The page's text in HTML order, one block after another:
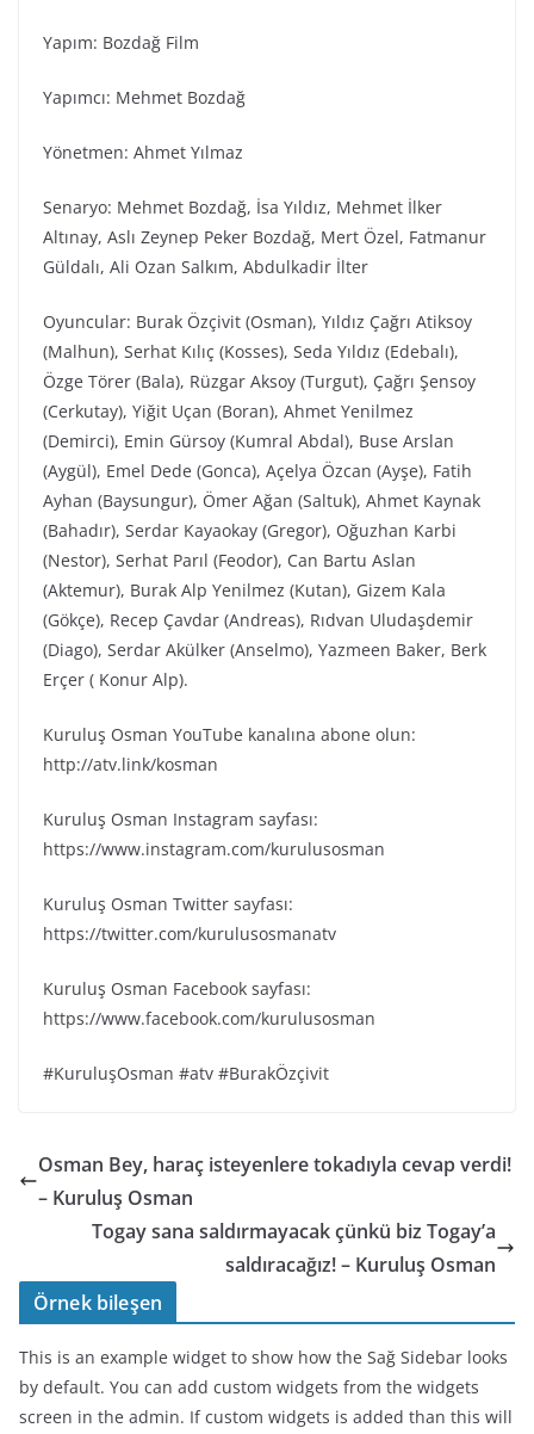
Yapım: Bozdağ Film
Yapımcı: Mehmet Bozdağ
Yönetmen: Ahmet Yılmaz
Senaryo: Mehmet Bozdağ, İsa Yıldız, Mehmet İlker
Altınay, Aslı Zeynep Peker Bozdağ, Mert Özel, Fatmanur
Güldalı, Ali Ozan Salkım, Abdulkadir İlter
Oyuncular: Burak Özçivit (Osman), Yıldız Çağrı Atiksoy
(Malhun), Serhat Kılıç (Kosses), Seda Yıldız (Edebalı),
Özge Törer (Bala), Rüzgar Aksoy (Turgut), Çağrı Şensoy
(Cerkutay), Yiğit Uçan (Boran), Ahmet Yenilmez
(Demirci), Emin Gürsoy (Kumral Abdal), Buse Arslan
(Aygül), Emel Dede (Gonca), Açelya Özcan (Ayşe), Fatih
Ayhan (Baysungur), Ömer Ağan (Saltuk), Ahmet Kaynak
(Bahadır), Serdar Kayaokay (Gregor), Oğuzhan Karbi
(Nestor), Serhat Parıl (Feodor), Can Bartu Aslan
(Aktemur), Burak Alp Yenilmez (Kutan), Gizem Kala
(Gökçe), Recep Çavdar (Andreas), Rıdvan Uludaşdemir
(Diago), Serdar Akülker (Anselmo), Yazmeen Baker, Berk
Erçer ( Konur Alp).
Kuruluş Osman YouTube kanalına abone olun:
http://atv.link/kosman
Kuruluş Osman Instagram sayfası:
https://www.instagram.com/kurulusosman
Kuruluş Osman Twitter sayfası:
https://twitter.com/kurulusosmanatv
Kuruluş Osman Facebook sayfası:
https://www.facebook.com/kurulusosman
#KuruluşOsman #atv #BurakÖzçivit
Osman Bey, haraç isteyenlere tokadıyla cevap verdi!
– Kuruluş Osman
Togay sana saldırmayacak çünkü biz Togay’a
saldıracağız! – Kuruluş Osman
Örnek bileşen
This is an example widget to show how the Sağ Sidebar looks
by default. You can add custom widgets from the widgets
screen in the admin. If custom widgets is added than this will